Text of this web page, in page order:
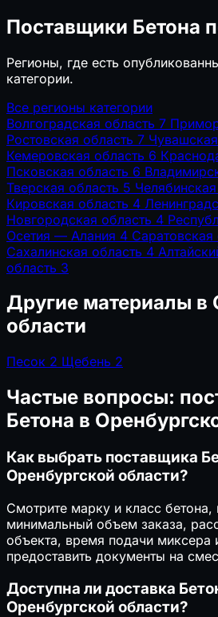
Поставщики Бетона
Регионы, где есть
категории.
Все регионы категории
Волгоградская область 7
Ростовская область 7
Кемеровская область 6
Псковская область 6
Тверская область 5
Кировская область 4
Новгородская область 4
Осетия — Алания 4 Саратовская
Сахалинская область 4
область 3
Другие материалы в
области
Песок 2 Щебень 2
Частые вопросы:
Бетона в
Как выбрать поставщика
Оренбургской области?
Смотрите марку и класс
минимальный объем заказа,
объекта, время подачи миксера
предоставить документы на
Доступна ли доставка
Оренбургской области?